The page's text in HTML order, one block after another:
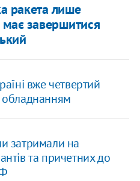
ракета лише
завершитися
вже четвертий
обладнанням
затримали на
та причетних до